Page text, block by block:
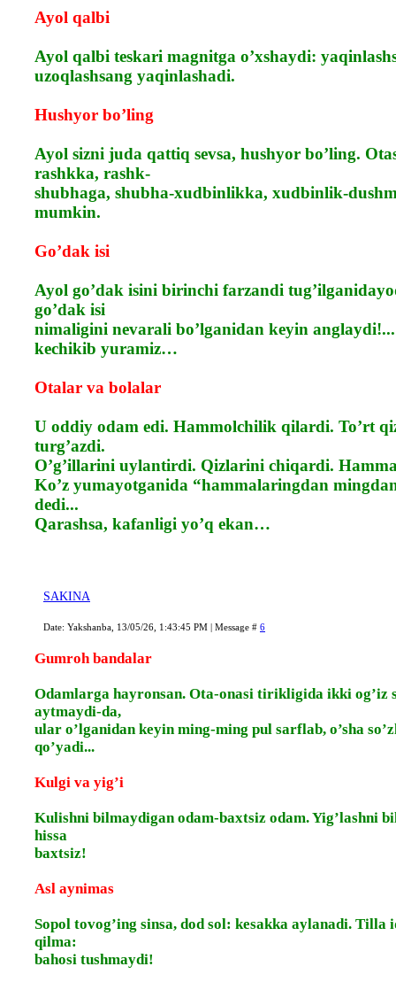
Ayol qalbi
Ayol qalbi teskari magnitga o’xshaydi:
uzoqlashsang yaqinlashadi.
Hushyor bo’ling
Ayol sizni juda qattiq sevsa, hushyor bo’ling.
rashkka, rashk-
shubhaga, shubha-xudbinlikka, xudbinlik-
mumkin.
Go’dak isi
Ayol go’dak isini birinchi farzandi
go’dak isi
nimaligini nevarali bo’lganidan keyin
kechikib yuramiz…
Otalar va bolalar
U oddiy odam edi. Hammolchilik qilardi. To’rt
turg’azdi.
O’g’illarini uylantirdi. Qizlarini chiqardi.
Ko’z yumayotganida “hammalaringdan
dedi...
Qarashsa, kafanligi yo’q ekan…
SAKINA
Date: Yakshanba, 13/05/26, 1:43:45 PM | Message # 6
Gumroh bandalar
Odamlarga hayronsan. Ota-onasi tirikligida ikki og’iz
aytmaydi-da,
ular o’lganidan keyin ming-ming pul sarflab, o’sha
qo’yadi...
Kulgi va yig’i
Kulishni bilmaydigan odam-baxtsiz odam. Yig’lashni
hissa
baxtsiz!
Asl aynimas
Sopol tovog’ing sinsa, dod sol: kesakka aylanadi. Tilla
qilma:
bahosi tushmaydi!